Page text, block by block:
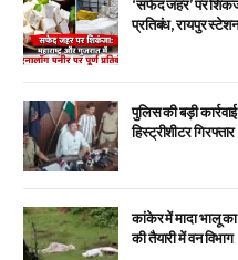
‘सफेद जहर’ पर
प्रतिबंध, रायपुर
पुलिस की बड़ी
हिस्ट्रीशीटर गिरफ्तार
कांकेर में मादा भालू
की तैयारी में वन विभाग